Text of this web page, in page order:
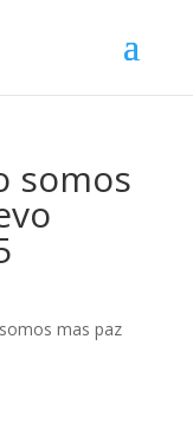
somos
mas paz